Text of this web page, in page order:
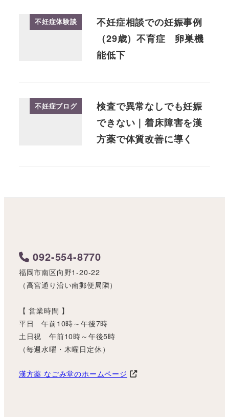
不妊症体験談
不妊症相談での妊娠事例
（29歳）不育症 卵巣機
能低下
不妊症ブログ
検査で異常なしでも妊娠
できない｜着床障害を漢
方薬で体質改善に導く
092-554-8770
福岡市南区向野1-20-22
（高宮通り沿い南郵便局隣）
【 営業時間 】
平日 午前10時～午後7時
土日祝 午前10時～午後5時
（毎週水曜・木曜日定休）
漢方薬 なごみ堂のホームページ